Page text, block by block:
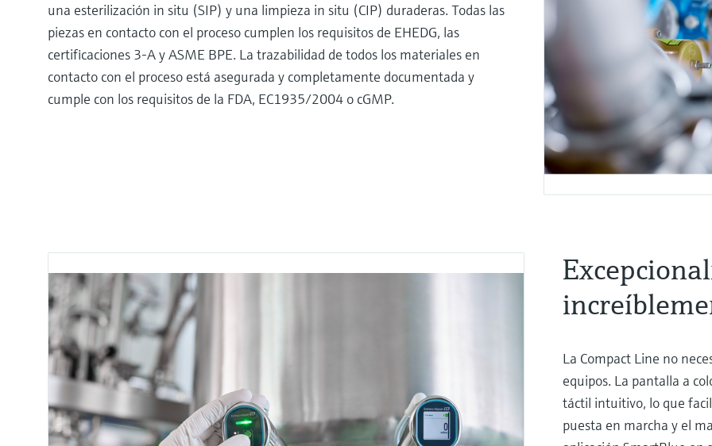
una esterilización in situ (SIP) y una limpieza in situ (CIP) duraderas. Todas las
piezas en contacto con el proceso cumplen los requisitos de EHEDG, las
certificaciones 3-A y ASME BPE. La trazabilidad de todos los materiales en
contacto con el proceso está asegurada y completamente documentada y
cumple con los requisitos de la FDA, EC1935/2004 o cGMP.
La Compact Line no
equipos. La pantalla a
táctil intuitivo, lo que
puesta en marcha y el